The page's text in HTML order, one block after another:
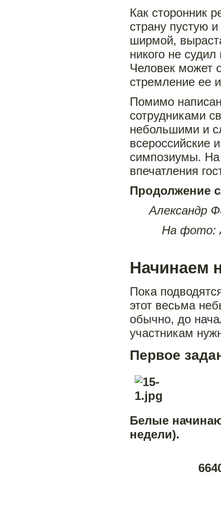
Как сторонник
страну пустую
ширмой,
никого не
Человек может
стремление ее
Помимо
сотрудниками
небольшими и
всероссийские
симпозиумы. На
впечатления
Продолжение
Александр
На фото:
Начинаем
Пока
этот весьма
обычно, до
участникам
Первое
Белые
недели).